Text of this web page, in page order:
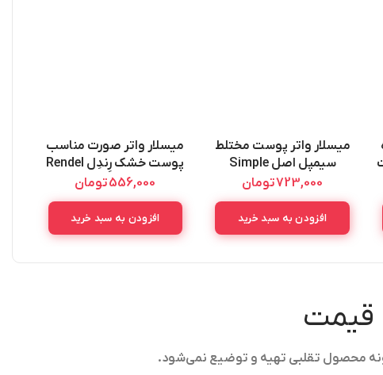
میسلار واتر پوست مختلط
سیمپل اصل Simple
Micellar Water All Skin
Types 200ML
723,000تومان
افزودن به سبد خرید
میسلار واتر صورت مناسب
پوست خشک رِندِل Rendel
Micellar Water Dry Skin
300ml
556,000تومان
افزودن به سبد خرید
قیمت
محصول تقلبی تهیه و توضیع نمی‌شود.